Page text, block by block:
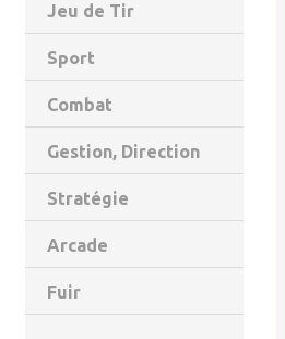
Jeu de Tir
Sport
Combat
Gestion, Direction
Stratégie
Arcade
Fuir